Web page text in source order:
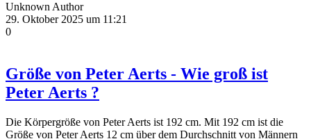
Unknown Author
29. Oktober 2025 um 11:21
0
Größe von Peter Aerts - Wie groß ist
Peter Aerts ?
Die Körpergröße von Peter Aerts ist 192 cm. Mit 192 cm ist die
Größe von Peter Aerts 12 cm über dem Durchschnitt von Männern